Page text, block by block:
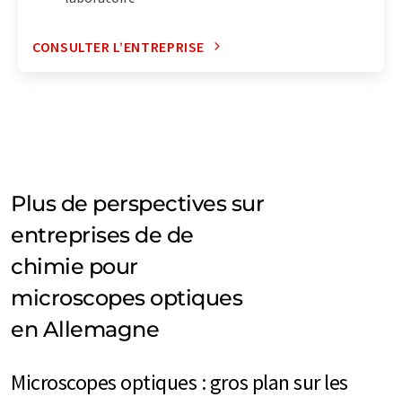
CONSULTER L’ENTREPRISE
Plus de perspectives sur
entreprises de de
chimie pour
microscopes optiques
en Allemagne
Microscopes optiques : gros plan sur les